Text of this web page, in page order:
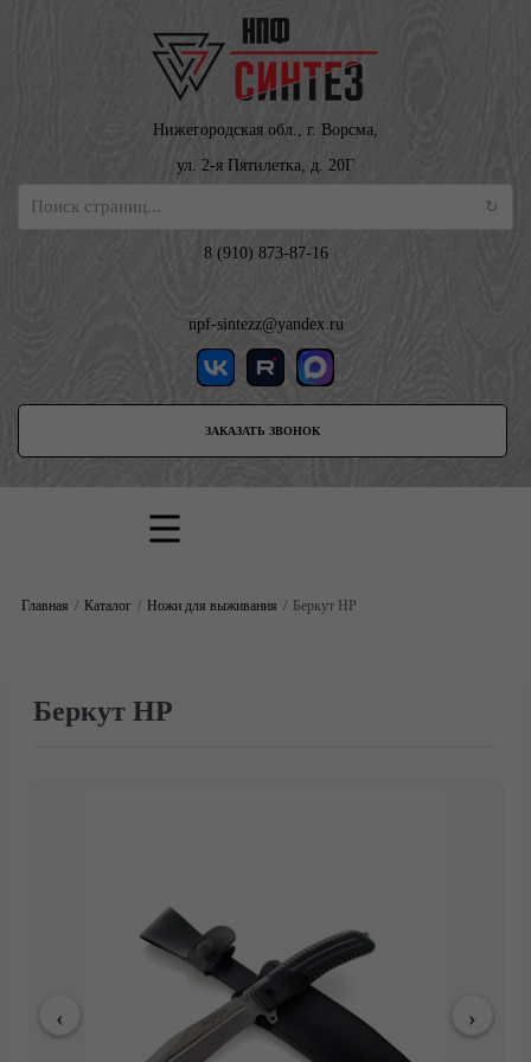
Нижегородская обл., г. Ворсма,
ул. 2-я Пятилетка, д. 20Г
8 (910) 873-87-16
npf-sintezz@yandex.ru
ЗАКАЗАТЬ ЗВОНОК
Главная Каталог Ножи для выживания Беркут НР
Беркут НР